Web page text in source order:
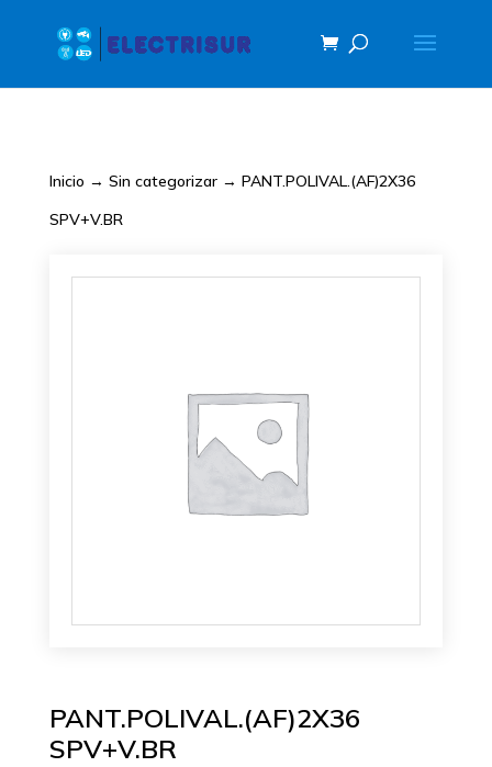
Inicio → Sin categorizar→ PANT.POLIVAL.(AF)2X36
SPV+V.BR
PANT.POLIVAL.(AF)2X36
SPV+V.BR